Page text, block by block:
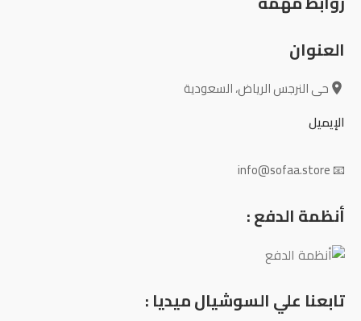
العنوان
حى النرجس الرياض، السعودية
الإيميل
📧 info@sofaa.store
أنظمة الدفع :
تابعنا علي السوشيال ميديا :